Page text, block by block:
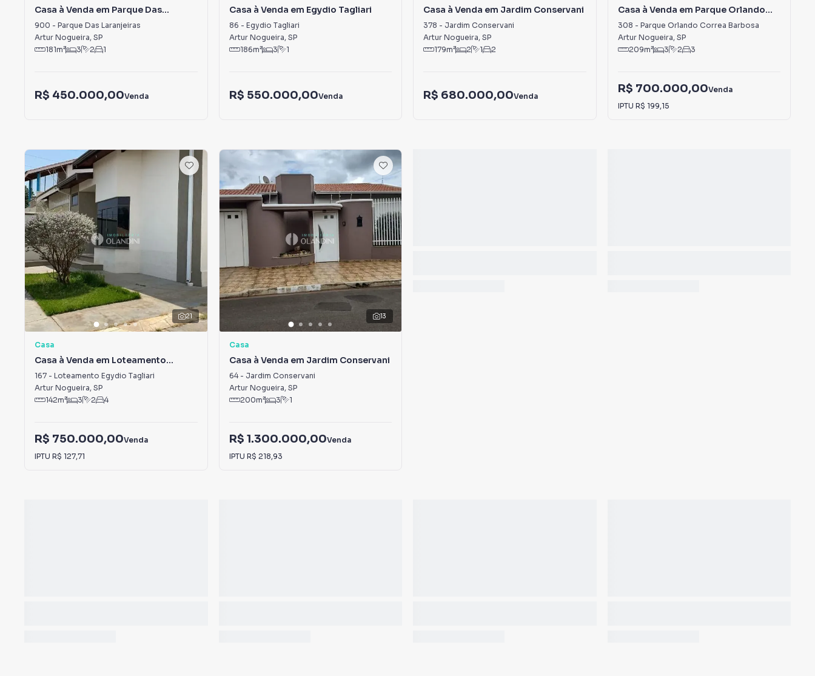
Casa à Venda em Parque Das
Laranjeiras
900 - Parque Das Laranjeiras
Artur Nogueira, SP
181m² 3 2 1
R$ 450.000,00Venda
Casa à Venda em Egydio Tagliari
86 - Egydio Tagliari
Artur Nogueira, SP
186m² 3 1
R$ 550.000,00Venda
Casa à Venda em Jardim Conservani
378 - Jardim Conservani
Artur Nogueira, SP
179m² 2 1 2
R$ 680.000,00Venda
Casa à Venda em Parque Orlando
Correa Barbosa
308 - Parque Orlando Correa Barbosa
Artur Nogueira, SP
209m² 3 2 3
R$ 700.000,00Venda
IPTU R$ 199,15
21
Casa
Casa à Venda em Loteamento
Egydio Tagliari
167 - Loteamento Egydio Tagliari
Artur Nogueira, SP
142m² 3 2 4
R$ 750.000,00Venda
IPTU R$ 127,71
13
Casa
Casa à Venda em Jardim Conservani
64- Jardim Conservani
Artur Nogueira, SP
200m² 3 1
R$ 1.300.000,00Venda
IPTU R$ 218,93